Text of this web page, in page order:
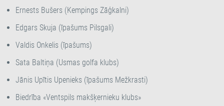
Ernests Bušers (Kempings Zāģkalni)
Edgars Skuja (īpašums Pilsgali)
Valdis Onkelis (īpašums)
Sata Baltiņa (Usmas golfa klubs)
Jānis Upītis Upenieks (īpašums Mežkrasti)
Biedrība «Ventspils makšķernieku klubs»